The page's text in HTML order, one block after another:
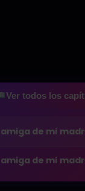
Ver todos los
amiga de mi
amiga de mi